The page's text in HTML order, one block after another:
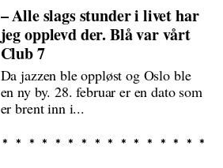
– Alle slags stunder i livet har
jeg opplevd der. Blå var vårt
Club 7
Da jazzen ble oppløst og Oslo ble
en ny by. 28. februar er en dato som
er brent inn i...